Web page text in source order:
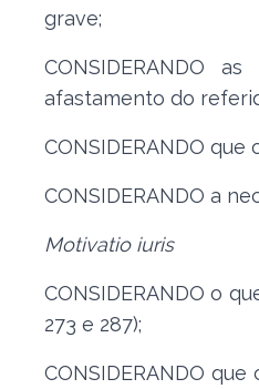
grave;
CONSIDERANDO
afastamento do
CONSIDERANDO
CONSIDERANDO a
Motivatio iuris
CONSIDERANDO o
273 e 287);
CONSIDERANDO